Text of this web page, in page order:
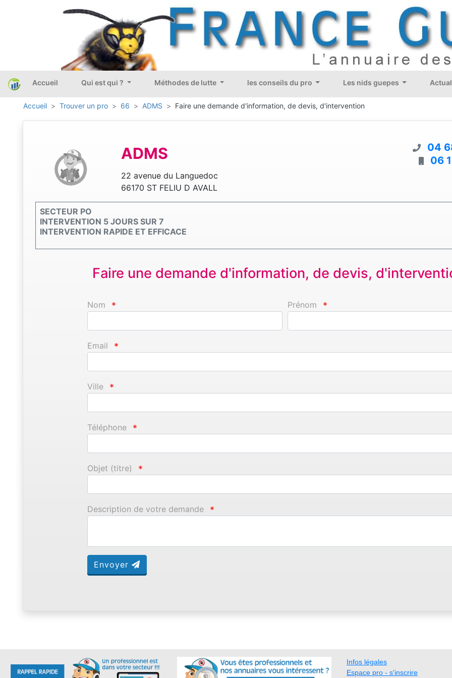
Accueil Qui est qui ? Méthodes de lutte les conseils du pro Les nids guepes
Accueil Trouver un pro 66 ADMS Faire une demande d'information, de devis, d'intervention
ADMS
22 avenue du Languedoc
66170 ST FELIU D AVALL
04
06
SECTEUR PO
INTERVENTION 5 JOURS SUR 7
INTERVENTION RAPIDE ET EFFICACE
Faire une demande d'information, de devis,
Nom * Prénom *
Email *
Ville *
Téléphone *
Objet (titre) *
Description de votre demande *
Envoyer
Infos légales
Espace pro - s'inscrire